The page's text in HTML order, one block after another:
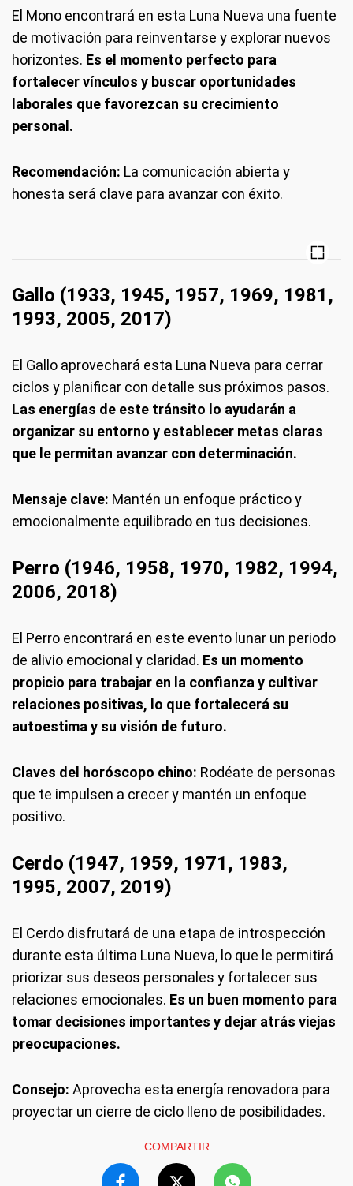
El Mono encontrará en esta Luna Nueva una fuente
de motivación para reinventarse y explorar nuevos
horizontes. Es el momento perfecto para
fortalecer vínculos y buscar oportunidades
laborales que favorezcan su crecimiento
personal.
Recomendación: La comunicación abierta y
honesta será clave para avanzar con éxito.
Gallo (1933, 1945, 1957, 1969, 1981,
1993, 2005, 2017)
El Gallo aprovechará esta Luna Nueva para cerrar
ciclos y planificar con detalle sus próximos pasos.
Las energías de este tránsito lo ayudarán a
organizar su entorno y establecer metas claras
que le permitan avanzar con determinación.
Mensaje clave: Mantén un enfoque práctico y
emocionalmente equilibrado en tus decisiones.
Perro (1946, 1958, 1970, 1982, 1994,
2006, 2018)
El Perro encontrará en este evento lunar un periodo
de alivio emocional y claridad. Es un momento
propicio para trabajar en la confianza y cultivar
relaciones positivas, lo que fortalecerá su
autoestima y su visión de futuro.
Claves del horóscopo chino: Rodéate de personas
que te impulsen a crecer y mantén un enfoque
positivo.
Cerdo (1947, 1959, 1971, 1983,
1995, 2007, 2019)
El Cerdo disfrutará de una etapa de introspección
durante esta última Luna Nueva, lo que le permitirá
priorizar sus deseos personales y fortalecer sus
relaciones emocionales. Es un buen momento para
tomar decisiones importantes y dejar atrás viejas
preocupaciones.
Consejo: Aprovecha esta energía renovadora para
proyectar un cierre de ciclo lleno de posibilidades.
COMPARTIR